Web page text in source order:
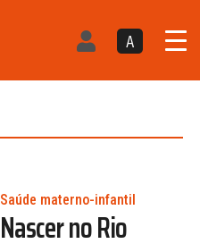
A
Saúde materno-infantil
Nascer no Rio